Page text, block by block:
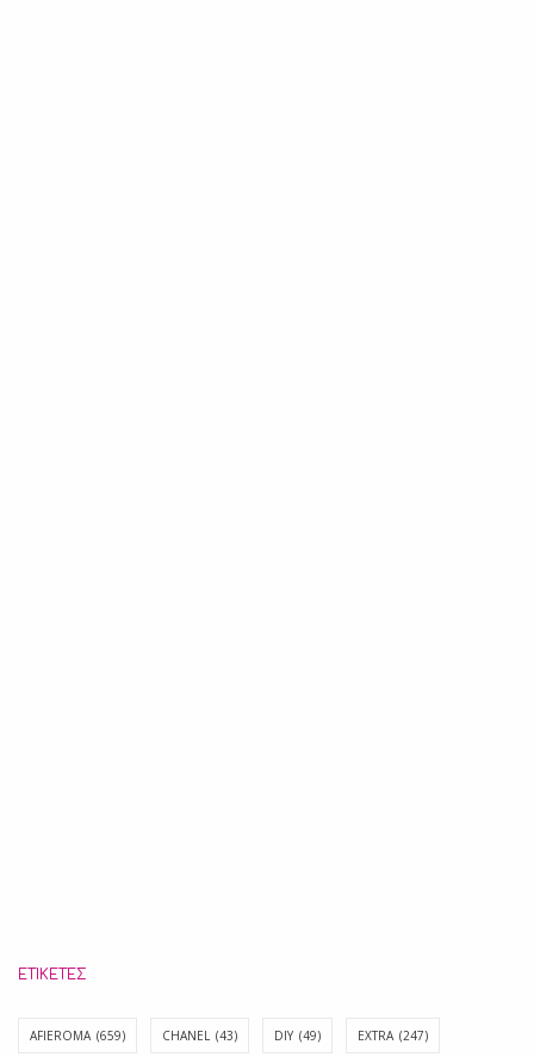
ΕΤΙΚΈΤΕΣ
AFIEROMA (659) CHANEL (43) DIY (49) EXTRA (247)